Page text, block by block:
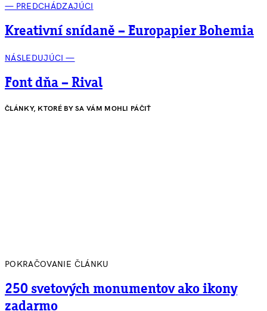
— PREDCHÁDZAJÚCI
Kreativní snídaně – Europapier Bohemia
NÁSLEDUJÚCI —
Font dňa – Rival
ČLÁNKY, KTORÉ BY SA VÁM MOHLI PÁČIŤ
POKRAČOVANIE ČLÁNKU
250 svetových monumentov ako ikony
zadarmo